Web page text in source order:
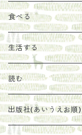
お茶
エキス
珈琲豆
太山寺珈琲焙煎室
食べる
ジャム
うめぼし
塩
生活する
エコラップ
石けん
読む
刊行から時間が経っ
出版社(あいうえお順)